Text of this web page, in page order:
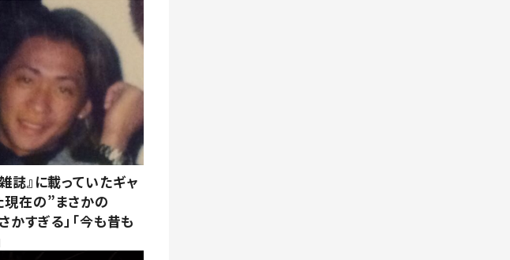
誌』に載っていたギャ
現在の”まさかの
かすぎる」「今も昔も